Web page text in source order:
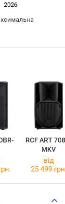
2026
RCF ART
MKV
від
25 499